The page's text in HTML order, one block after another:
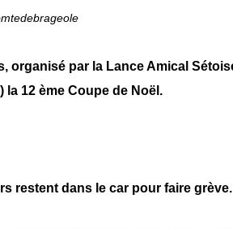
organisé par la Lance Amical
la 12 ème Coupe de Noël.
restent dans le car pour faire grève.